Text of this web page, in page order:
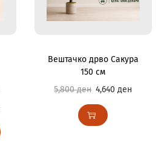
Вештачко дрво Сакура
150 см
5,800ден 4,640ден